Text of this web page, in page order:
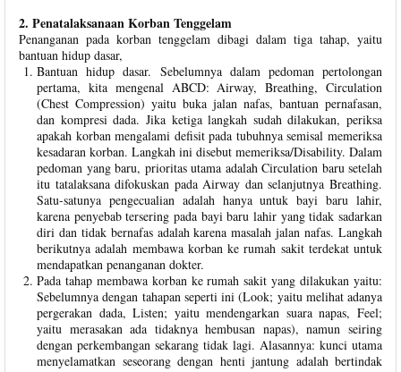
2. Penatalaksanaan Korban Tenggelam
Penanganan pada korban tenggelam dibagi dalam tiga tahap, yaitu
bantuan hidup dasar,
Bantuan hidup dasar. Sebelumnya dalam pedoman pertolongan
pertama, kita mengenal ABCD: Airway, Breathing, Circulation
(Chest Compression) yaitu buka jalan nafas, bantuan pernafasan,
dan kompresi dada. Jika ketiga langkah sudah dilakukan, periksa
apakah korban mengalami defisit pada tubuhnya semisal memeriksa
kesadaran korban. Langkah ini disebut memeriksa/Disability. Dalam
pedoman yang baru, prioritas utama adalah Circulation baru setelah
itu tatalaksana difokuskan pada Airway dan selanjutnya Breathing.
Satu-satunya pengecualian adalah hanya untuk bayi baru lahir,
karena penyebab tersering pada bayi baru lahir yang tidak sadarkan
diri dan tidak bernafas adalah karena masalah jalan nafas. Langkah
berikutnya adalah membawa korban ke rumah sakit terdekat untuk
mendapatkan penanganan dokter.
Pada tahap membawa korban ke rumah sakit yang dilakukan yaitu:
Sebelumnya dengan tahapan seperti ini (Look; yaitu melihat adanya
pergerakan dada, Listen; yaitu mendengarkan suara napas, Feel;
yaitu merasakan ada tidaknya hembusan napas), namun seiring
dengan perkembangan sekarang tidak lagi. Alasannya: kunci utama
menyelamatkan seseorang dengan henti jantung adalah bertindak